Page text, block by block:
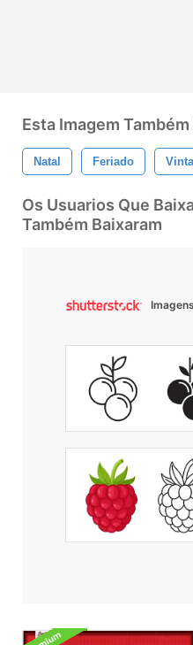
Esta Imagem
Natal Feriado
Os Usuarios Que
Também Baixaram